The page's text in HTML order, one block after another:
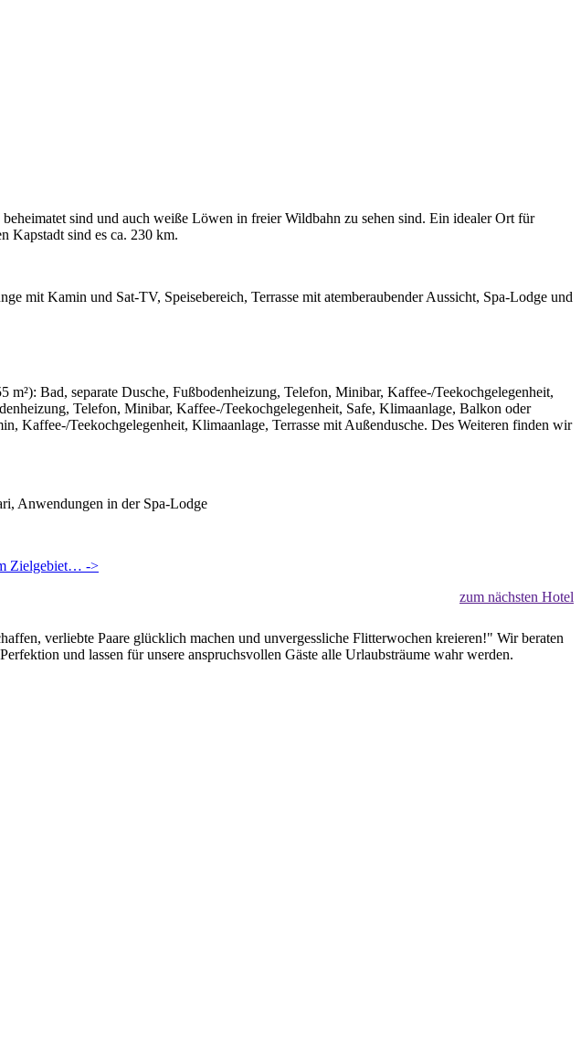
sind und auch weiße Löwen in freier Wildbahn zu sehen sind. Ein idealer Ort für
Kapstadt sind es ca. 230 km.
mit Kamin und Sat-TV, Speisebereich, Terrasse mit atemberaubender Aussicht, Spa-Lodge und
Bad, separate Dusche, Fußbodenheizung, Telefon, Minibar, Kaffee-/Teekochgelegenheit,
Telefon, Minibar, Kaffee-/Teekochgelegenheit, Safe, Klimaanlage, Balkon oder
Kaffee-/Teekochgelegenheit, Klimaanlage, Terrasse mit Außendusche. Des Weiteren finden wir
Anwendungen in der Spa-Lodge
Zielgebiet… ->
zum nächsten Hotel
verliebte Paare glücklich machen und unvergessliche Flitterwochen kreieren!" Wir beraten
und lassen für unsere anspruchsvollen Gäste alle Urlaubsträume wahr werden.